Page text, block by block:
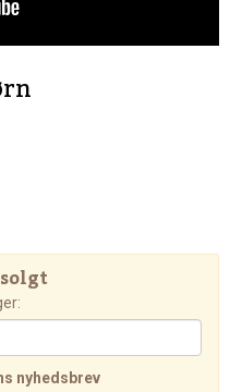
nyhedsbrev